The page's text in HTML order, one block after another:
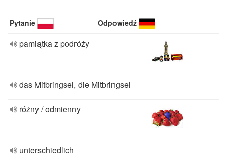
Pytanie Odpowiedź
pamiątka z podróży
das Mitbringsel, die Mitbringsel
różny / odmienny
unterschiedlich